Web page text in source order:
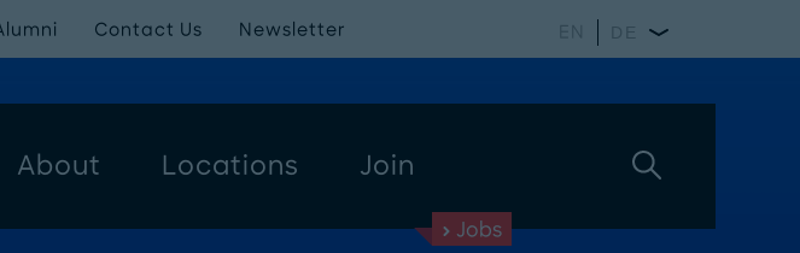
About Locations Join
Contact Us Newsletter EN DE
Jobs